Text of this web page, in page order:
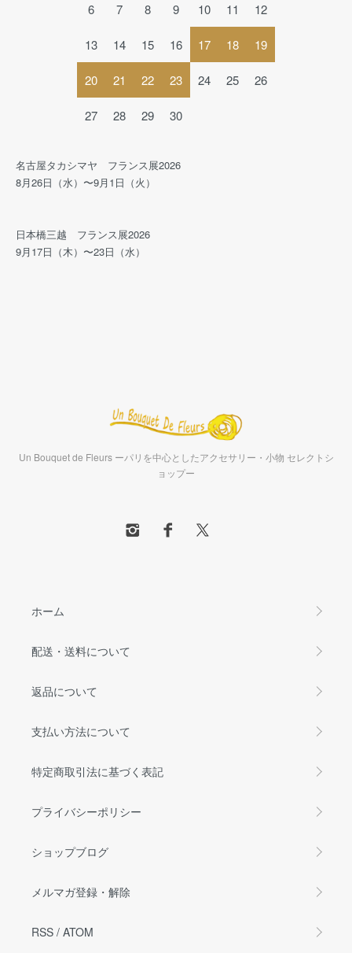
6 7 8 9 10 11 12
13 14 15 16 17 18 19
20 21 22 23 24 25 26
27 28 29 30
名古屋タカシマヤ フランス展2026
8月26日（水）〜9月1日（火）
日本橋三越 フランス展2026
9月17日（木）〜23日（水）
Un Bouquet de Fleurs ーパリを中心としたアクセサリー・小物 セレクトシ
ョップー
ホーム
配送・送料について
返品について
支払い方法について
特定商取引法に基づく表記
プライバシーポリシー
ショップブログ
メルマガ登録・解除
RSS / ATOM